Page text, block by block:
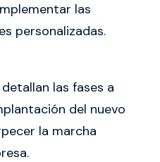
las
personalizadas.
las fases a
del nuevo
la marcha